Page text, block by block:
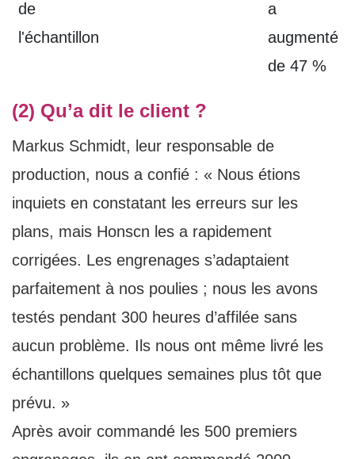
de
l'échantillon
a
augmenté
de 47 %
(2) Qu’a dit le client ?
Markus Schmidt, leur responsable de
production, nous a confié : « Nous étions
inquiets en constatant les erreurs sur les
plans, mais Honscn les a rapidement
corrigées. Les engrenages s’adaptaient
parfaitement à nos poulies ; nous les avons
testés pendant 300 heures d’affilée sans
aucun problème. Ils nous ont même livré les
échantillons quelques semaines plus tôt que
prévu. »
Après avoir commandé les 500 premiers